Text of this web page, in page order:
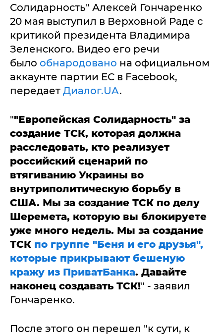
Солидарность" Алексей Гончаренко
20 мая выступил в Верховной Раде с
критикой президента Владимира
Зеленского. Видео его речи
было обнародовано на официальном
аккаунте партии ЕС в Facebook,
передает Диалог.UA.
""Европейская Солидарность" за
создание ТСК, которая должна
расследовать, кто реализует
российский сценарий по
втягиванию Украины во
внутриполитическую борьбу в
США. Мы за создание ТСК по делу
Шеремета, которую вы блокируете
уже много недель. Мы за создание
ТСК по группе "Беня и его друзья",
которые прикрывают бешеную
кражу из ПриватБанка. Давайте
наконец создавать ТСК!" - заявил
Гончаренко.
После этого он перешел "к сути, к